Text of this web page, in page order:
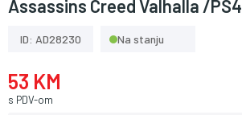
Assassins Creed Valhalla /PS4
ID: AD28230 Na stanju
53 KM
s PDV-om